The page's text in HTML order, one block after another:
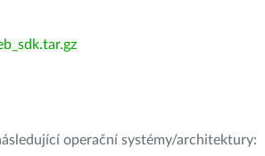
operační systémy/architektury: